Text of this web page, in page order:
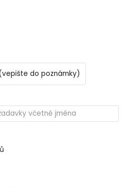
do poznámky)